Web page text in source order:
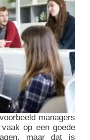
managers
op een goede
maar dat is